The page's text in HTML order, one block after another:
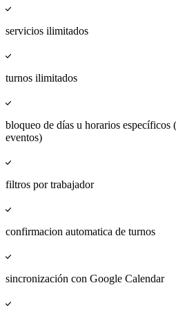
servicios ilimitados
turnos ilimitados
bloqueo de días u horarios específicos
eventos)
filtros por trabajador
confirmacion automatica de turnos
sincronización con Google Calendar